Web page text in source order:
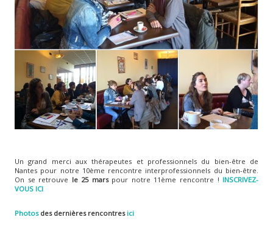
Un grand merci aux thérapeutes et professionnels du bien-être de
Nantes pour notre 10ème rencontre interprofessionnels du bien-être.
On se retrouve le 25 mars pour notre 11ème rencontre ! INSCRIVEZ-
VOUS ICI
Photos des dernières rencontres ici